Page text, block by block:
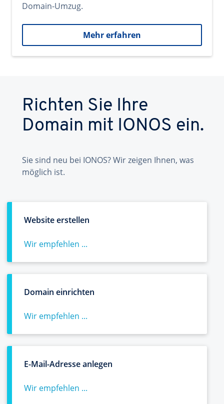
Domain-Umzug.
Mehr erfahren
Richten Sie Ihre
Domain mit IONOS ein.
Sie sind neu bei IONOS? Wir zeigen Ihnen, was
möglich ist.
Website erstellen
Wir empfehlen ...
Domain einrichten
Wir empfehlen ...
E-Mail-Adresse anlegen
Wir empfehlen ...